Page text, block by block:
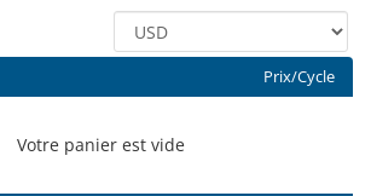
Prix/Cycle
Votre panier est vide